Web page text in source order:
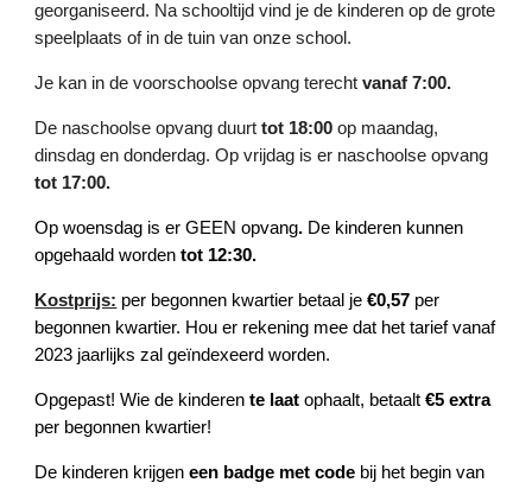
georganiseerd. Na schooltijd vind je de kinderen op de grote
speelplaats of in de tuin van onze school.
Je kan in de voorschoolse opvang terechtvanaf 7:00.
De naschoolse opvang duurttot 18:00 op maandag,
dinsdag en donderdag. Op vrijdag is er naschoolse opvang
tot 17:00.
Op woensdag is er GEEN opvang. De kinderen kunnen
opgehaald worden tot 12:30.
Kostprijs: per begonnen kwartier betaal je€0,57 per
begonnen kwartier. Hou er rekening mee dat het tarief vanaf
2023 jaarlijks zal geïndexeerd worden.
Opgepast! Wie de kinderente laatophaalt, betaalt€5 extra
per begonnen kwartier!
De kinderen krijgeneen badge met code bij het begin van